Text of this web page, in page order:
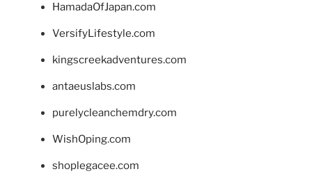
HamadaOfJapan.com
VersifyLifestyle.com
kingscreekadventures.com
antaeuslabs.com
purelycleanchemdry.com
WishOping.com
shoplegacee.com